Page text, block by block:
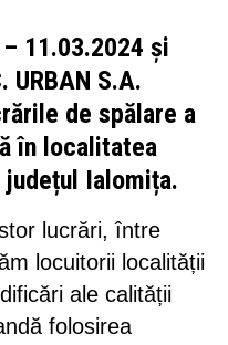
11.03.2024 și
URBAN S.A.
de spălare a
în localitatea
Ialomița.
lucrări, între
locuitorii localității
ale calității
folosirea